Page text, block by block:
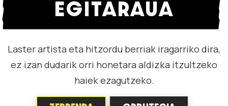
EGITARAUA
Laster artista eta hitzordu berriak iragarriko dira,
ez izan dudarik orri honetara aldizka itzultzeko
haiek ezagutzeko.